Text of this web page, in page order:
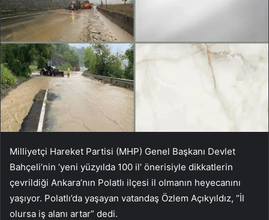
Milliyetçi Hareket Partisi (MHP) Genel Başkanı Devlet
Bahçeli’nin ‘yeni yüzyılda 100 il’ önerisiyle dikkatlerin
çevrildiği Ankara’nın Polatlı ilçesi il olmanın heyecanını
yaşıyor. Polatlı’da yaşayan vatandaş Özlem Açıkyıldız, “İl
olursa iş alanı artar” dedi.